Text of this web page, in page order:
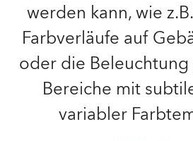
werden kann, wie
Farbverläufe auf
oder die
Bereiche mit
variabler